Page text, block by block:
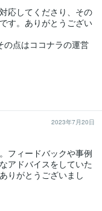
応してくださり、その
す。ありがとうござい
の点はココナラの運営
2023年7月20日
フィードバックや事例
アドバイスをしていた
りがとうございまし